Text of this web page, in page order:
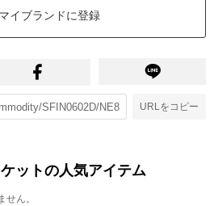
マイブランドに登録
URLをコピー
ットの人気アイテム
ん。